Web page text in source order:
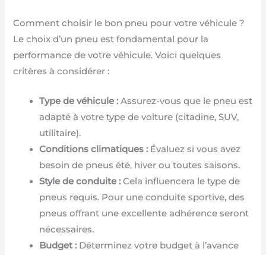
Comment choisir le bon pneu pour votre véhicule ?
Le choix d’un pneu est fondamental pour la
performance de votre véhicule. Voici quelques
critères à considérer :
Type de véhicule :Assurez-vous que le pneu est
adapté à votre type de voiture (citadine, SUV,
utilitaire).
Conditions climatiques :Évaluez si vous avez
besoin de pneus été, hiver ou toutes saisons.
Style de conduite :Cela influencera le type de
pneus requis. Pour une conduite sportive, des
pneus offrant une excellente adhérence seront
nécessaires.
Budget :Déterminez votre budget à l’avance